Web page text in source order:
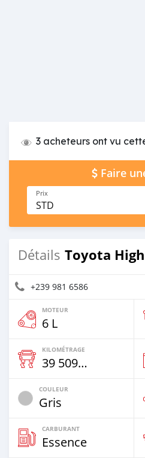
3 acheteurs ont vu
Faire
Prix
STD
Détails Toyota
+239 981 6586
MOTEUR
6 L
KILOMÉTRAGE
39 509 Km
COULEUR
Gris
CARBURANT
Essence